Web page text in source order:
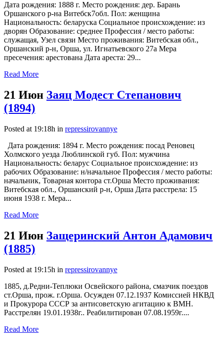
Дата рождения: 1888 г. Место рождения: дер. Барань
Оршанского р-на Витебск7обл. Пол: женщина
Национальность: беларуска Социальное происхождение: из
дворян Образование: среднее Профессия / место работы:
служащая, Узел связи Место проживания: Витебская обл.,
Оршанский р-н, Орша, ул. Игнатьевского 27а Мера
пресечения: арестована Дата ареста: 29...
Read More
21 Июн Заяц Модест Степанович
(1894)
Posted at 19:18h in repressirovannye
Дата рождения: 1894 г. Место рождения: посад Реновец
Холмского уезда Люблинской губ. Пол: мужчина
Национальность: беларус Социальное происхождение: из
рабочих Образование: н/начальное Профессия / место работы:
начальник, Товарная контора ст.Орша Место проживания:
Витебская обл., Оршанский р-н, Орша Дата расстрела: 15
июня 1938 г. Мера...
Read More
21 Июн Защеринский Антон Адамович
(1885)
Posted at 19:15h in repressirovannye
1885, д.Редни-Теплюки Освейского района, смазчик поездов
ст.Орша, прож. г.Орша. Осужден 07.12.1937 Комиссией НКВД
и Прокурора СССР за антисоветскую агитацию к ВМН.
Расстрелян 19.01.1938г.. Реабилитирован 07.08.1959г....
Read More